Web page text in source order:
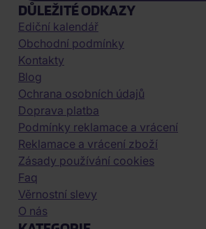
DŮLEŽITÉ ODKAZY
Ediční kalendář
Obchodní podmínky
Kontakty
Blog
Ochrana osobních údajů
Doprava platba
Podmínky reklamace a vrácení
Reklamace a vrácení zboží
Zásady používání cookies
Faq
Věrnostní slevy
O nás